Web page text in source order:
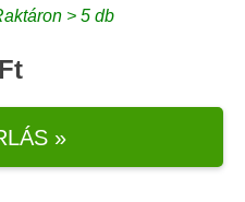
> 5 db
»